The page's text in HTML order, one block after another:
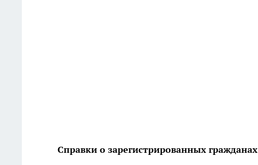
Справки о зарегистрированных гражданах